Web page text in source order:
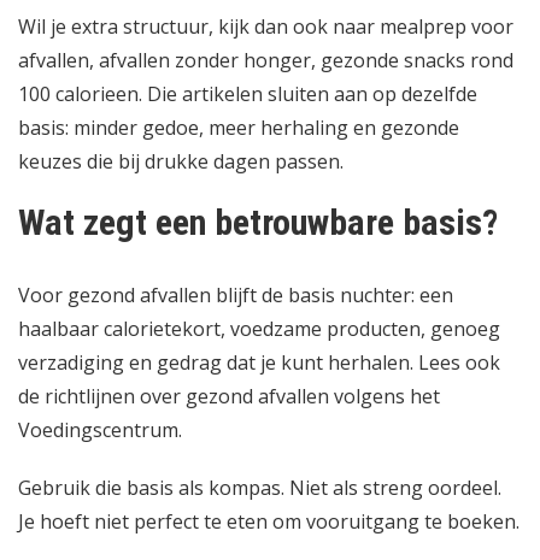
Wil je extra structuur, kijk dan ook naar mealprep voor
afvallen, afvallen zonder honger, gezonde snacks rond
100 calorieen. Die artikelen sluiten aan op dezelfde
basis: minder gedoe, meer herhaling en gezonde
keuzes die bij drukke dagen passen.
Wat zegt een betrouwbare basis?
Voor gezond afvallen blijft de basis nuchter: een
haalbaar calorietekort, voedzame producten, genoeg
verzadiging en gedrag dat je kunt herhalen. Lees ook
de richtlijnen over gezond afvallen volgens het
Voedingscentrum.
Gebruik die basis als kompas. Niet als streng oordeel.
Je hoeft niet perfect te eten om vooruitgang te boeken.